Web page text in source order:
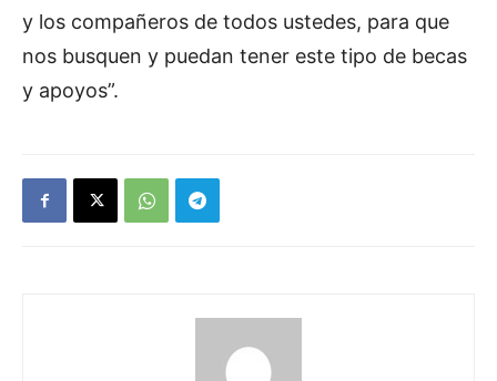
y los compañeros de todos ustedes, para que
nos busquen y puedan tener este tipo de becas
y apoyos”.